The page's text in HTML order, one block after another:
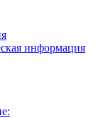
информация